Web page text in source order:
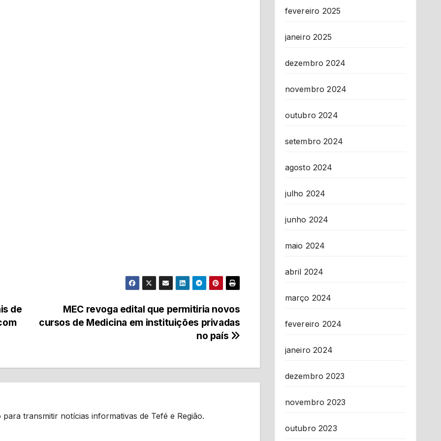
MEC revoga edital que permitiria novos
cursos de Medicina em instituições privadas
no país
de
transmitir notícias informativas de Tefé e Região.
fevereiro 2025
janeiro 2025
dezembro 2024
novembro 2024
outubro 2024
setembro 2024
agosto 2024
julho 2024
junho 2024
maio 2024
abril 2024
março 2024
fevereiro 2024
janeiro 2024
dezembro 2023
novembro 2023
outubro 2023